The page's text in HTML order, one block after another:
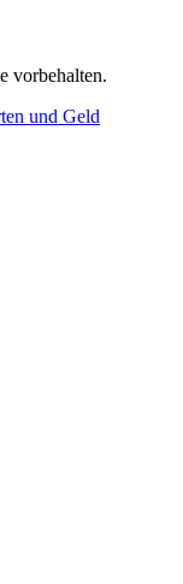
vorbehalten.